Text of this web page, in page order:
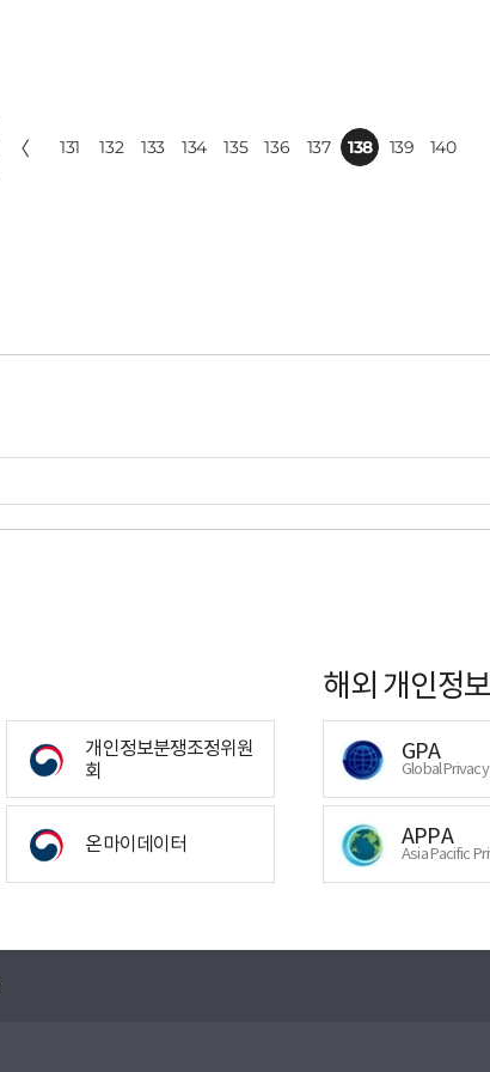
〈 131 132 133 134 135 136 137 138 139 140
개인정보분쟁조정위원
회
온마이데이터
해외 개인정
GPA
Global
APPA
Asia Pacific